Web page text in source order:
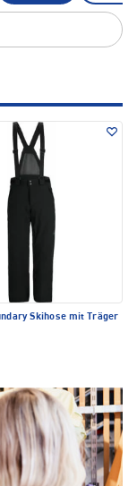
Skihose mit Träger